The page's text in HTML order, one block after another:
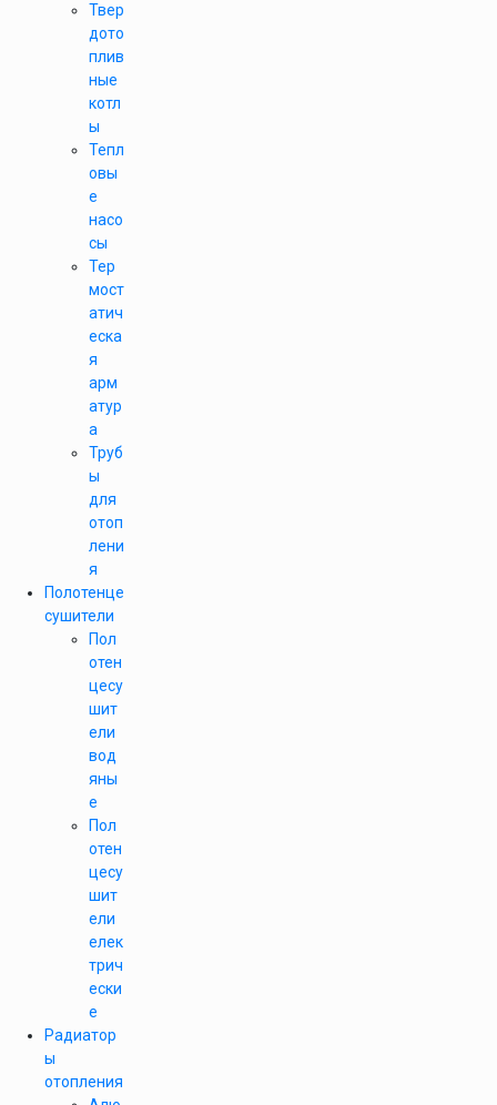
Твер
дото
плив
ные
котл
ы
Тепл
овы
е
насо
сы
Тер
мост
атич
еска
я
арм
атур
а
Труб
ы
для
отоп
лени
я
Полотенце
сушители
Пол
отен
цесу
шит
ели
вод
яны
е
Пол
отен
цесу
шит
ели
елек
трич
ески
е
Радиатор
ы
отопления